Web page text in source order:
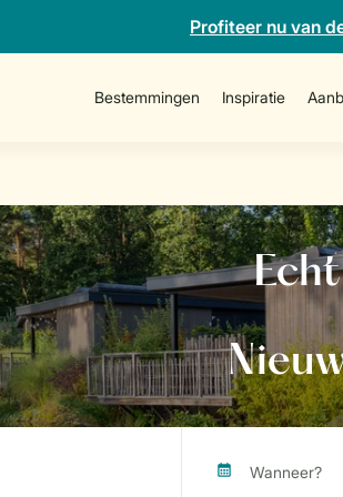
Profiteer nu van
Bestemmingen Inspiratie